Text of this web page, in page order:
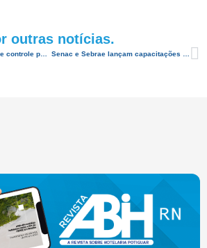
outras notícias.
Hóspedes querem Netflix e controle por voz nos hotéis Senac e Sebrae lançam capacitações gratuitas em biossegurança com foco no segmento turístico